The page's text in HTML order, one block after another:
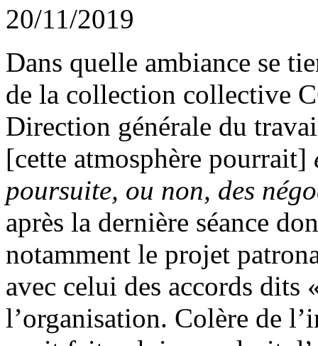
20/11/2019
Dans quelle ambiance se
de la collection collective
Direction générale du
[cette atmosphère pourrait]
poursuite, ou non, des
après la dernière séance
notamment le projet
avec celui des accords dits
l’organisation. Colère de